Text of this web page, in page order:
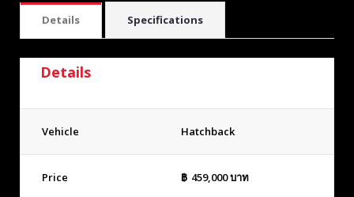
Details Specifications
Details
Vehicle Hatchback
Price ฿ 459,000บาท